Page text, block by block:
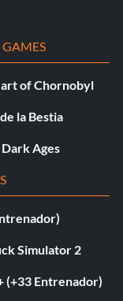
GAMES
of Chornobyl
la Bestia
Ages
Simulator 2
(+33 Entrenador)